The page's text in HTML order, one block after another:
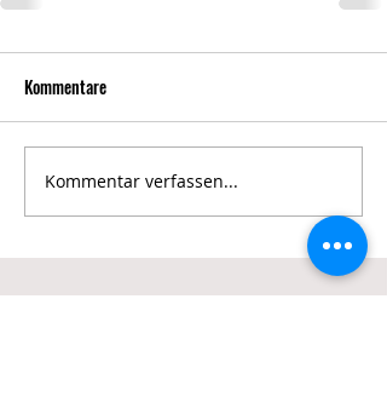
Kommentare
Kommentar verfassen...